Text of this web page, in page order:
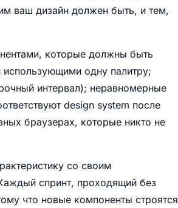
ваш дизайн должен быть, и тем,
которые должны быть
одну палитру;
интервал); неравномерные
design system после
браузерах, которые никто не
со своим
спринт, проходящий без
что новые компоненты строятся